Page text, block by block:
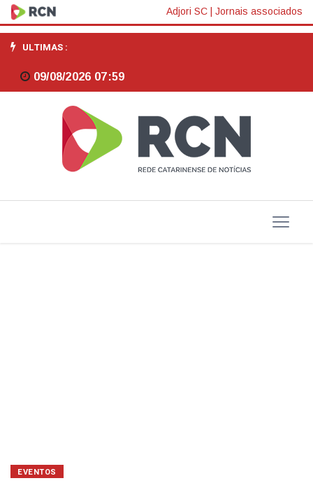
Rede
Cidade
Digital
seleciona
Projetos
Inovadores
Adjori SC Jornais associados
ULTIMAS :
09/08/2026 07:59
EVENTOS